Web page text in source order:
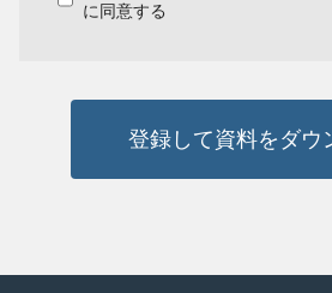
に同意する
登録して資料をダウ